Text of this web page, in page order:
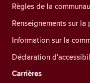
Règles de la
Renseignements sur
Information sur la
Déclaration
Carrières